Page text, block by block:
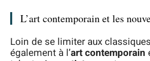
L’art contemporain et les
Loin de se limiter aux
également à l’art contemporain